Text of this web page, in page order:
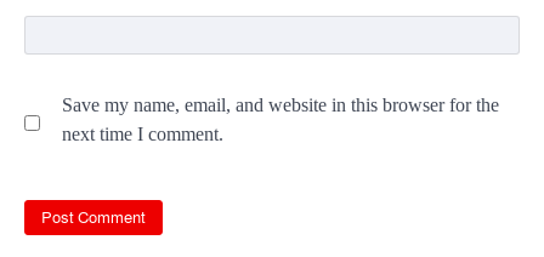
Save my name, email, and website in this browser for the
next time I comment.